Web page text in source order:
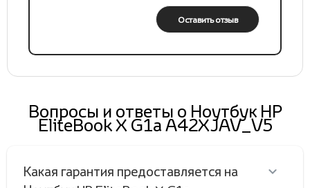
Оставить отзыв
Вопросы и ответы о Ноутбук HP
EliteBook X G1a A42XJAV_V5
Какая гарантия предоставляется на